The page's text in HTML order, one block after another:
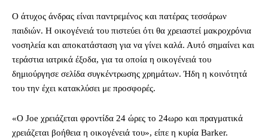
Ο άτυχος άνδρας είναι παντρεμένος και πατέρας τεσσάρων
παιδιών. Η οικογένειά του πιστεύει ότι θα χρειαστεί μακροχρόνια
νοσηλεία και αποκατάσταση για να γίνει καλά. Αυτό σημαίνει και
τεράστια ιατρικά έξοδα, για τα οποία η οικογένειά του
δημιούργησε σελίδα συγκέντρωσης χρημάτων. Ήδη η κοινότητά
του την έχει κατακλύσει με προσφορές.
«Ο Joe χρειάζεται φροντίδα 24 ώρες το 24ωρο και πραγματικά
χρειάζεται βοήθεια η οικογένειά του», είπε η κυρία Barker.